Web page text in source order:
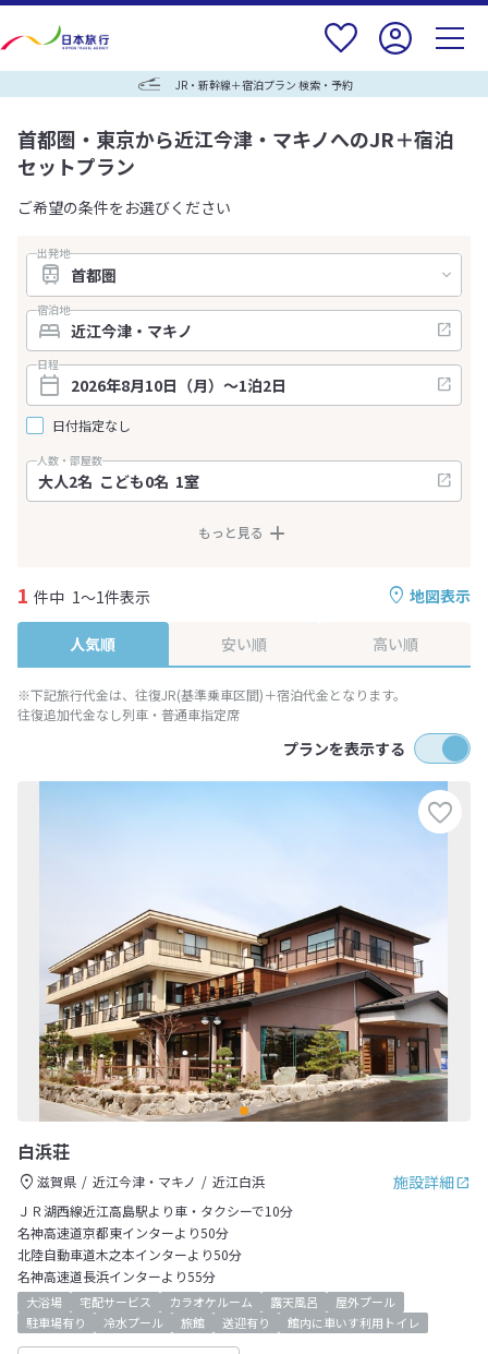
JR・新幹線＋宿泊プラン 検索・予約
首都圏・東京から近江今津・マキノへのJR＋宿泊
セットプラン
ご希望の条件をお選びください
出発地
宿泊地
日程
日付指定なし
人数・部屋数
もっと見る
地図表示
1 件中 1～1件表示
人気順 安い順 高い順
※下記旅行代金は、往復JR(基準乗車区間)＋宿泊代金となります。
往復追加代金なし列車・普通車指定席
プランを表示する
白浜荘
施設詳細
滋賀県 近江今津・マキノ
近江白浜
ＪＲ湖西線近江高島駅より車・タクシーで10分
名神高速道京都東インターより50分
北陸自動車道木之本インターより50分
名神高速道長浜インターより55分
大浴場 宅配サービス カラオケルーム 露天風呂
屋外プール
駐車場有り
冷水プール 旅館 送迎有り 館内に車いす利用トイレ